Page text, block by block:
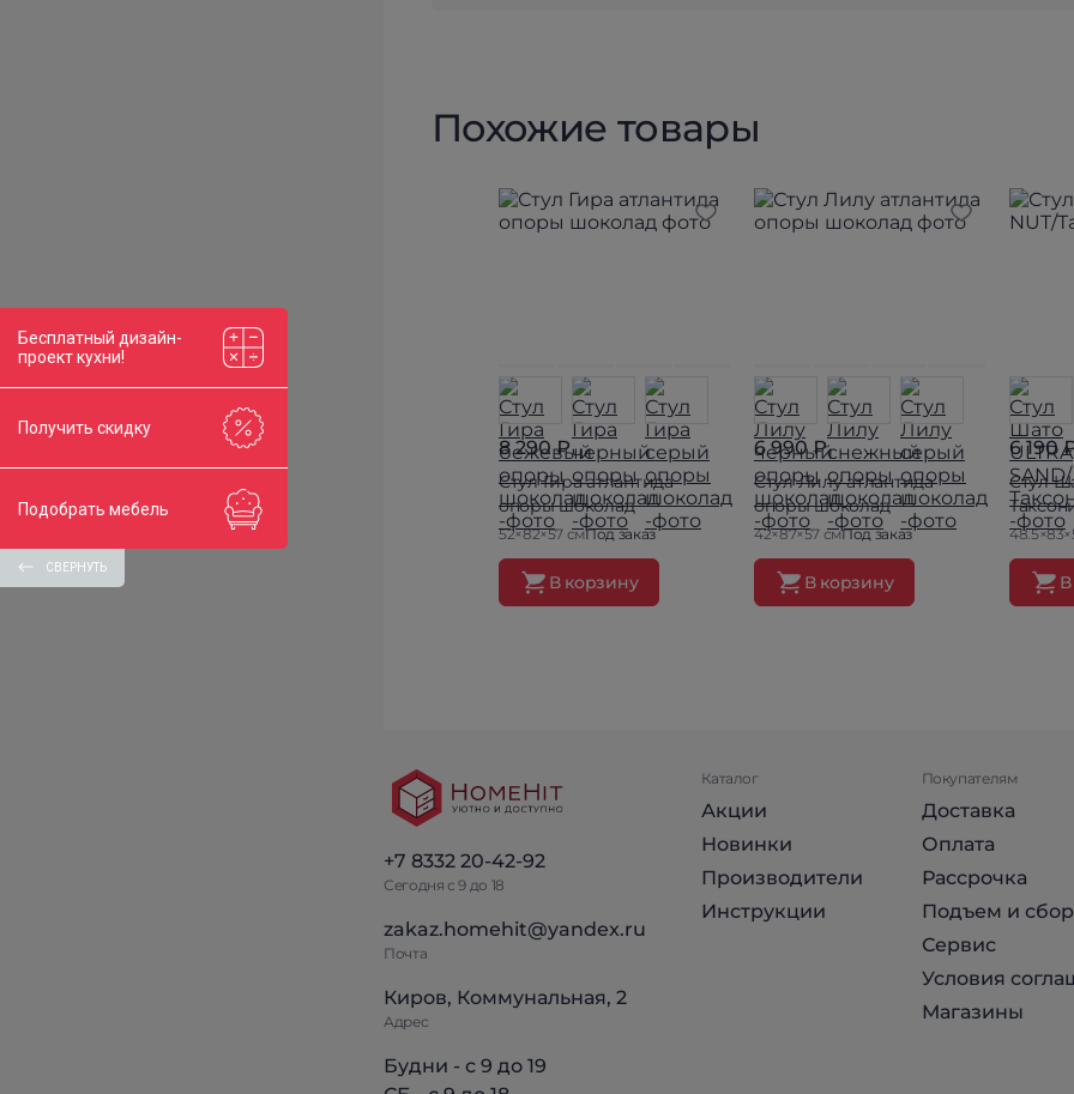
Похожие товары
8 290 ₽
Стул Гира атлантида
опоры шоколад
52×82×57 смПод заказ
В корзину
6 990 ₽
Стул Лилу атлантида
опоры шоколад
42×87×57 смПод заказ
В корзину
6 190
Стул
+7 8332 20-42-92
Сегодня с 9 до 18
zakaz.homehit@yandex.ru
Почта
Киров, Коммунальная, 2
Адрес
Будни - с 9 до 19
Каталог
Акции
Новинки
Производители
Инструкции
Покупателям
Доставка
Оплата
Рассрочка
Подъем и
Сервис
Условия
Магазины
Бесплатный дизайн-
проект кухни!
Получить скидку
Подобрать мебель
СВЕРНУТЬ